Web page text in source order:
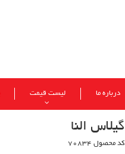
درباره ما لیست قیمت
گیلاس النا
کد محصول 70834